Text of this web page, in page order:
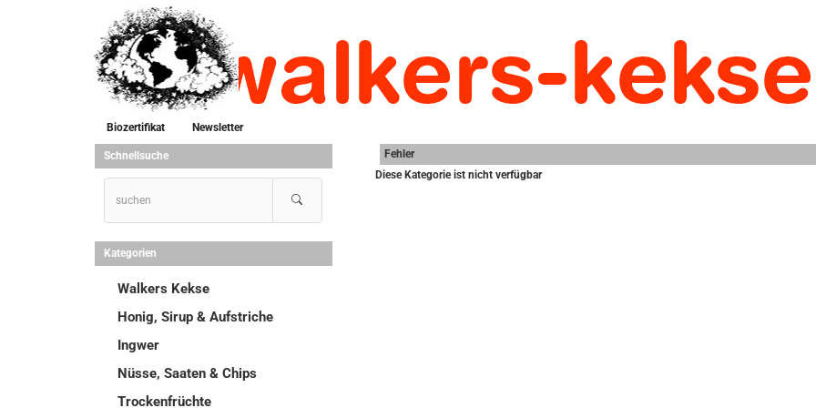
Biozertifikat Newsletter
Fehler
Diese Kategorie ist nicht verfügbar
Schnellsuche
Kategorien
Walkers Kekse
Honig, Sirup & Aufstriche
Ingwer
Nüsse, Saaten & Chips
Trockenfrüchte